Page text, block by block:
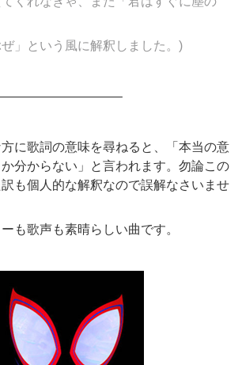
ぜ」という風に解釈しました。)
に歌詞の意味を尋ねると、「本当の意
分からない」と言われます。勿論この
も個人的な解釈なので誤解なさいませ
も歌声も素晴らしい曲です。